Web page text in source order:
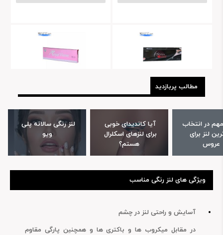
(Royalvision)
Grace)
لنز طبی رنگی روزانه دسیو (Desio)
مطالب پربازدید
ویو
هستم؟
عروس
ویژگی های لنز رنگی مناسب
آسایش و راحتی لنز در چشم
در مقابل میکروب ها و باکتری ها و همچنین پارگی مقاوم